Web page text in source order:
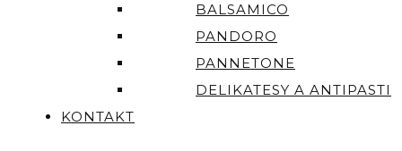
BALSAMICO
PANDORO
PANNETONE
DELIKATESY A ANTIPASTI
KONTAKT